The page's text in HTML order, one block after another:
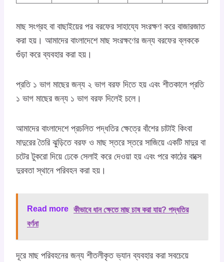
মাছ সংগ্রহ বা বাছাইয়ের পর বরফের সাহায্যে সংরক্ষণ করে বাজারজাত
করা হয়। আমাদের বাংলাদেশে মাছ সংরক্ষণের জন্য বরফের ব্লককে
গুঁড়া করে ব্যবহার করা হয়।
প্রতি ১ ভাগ মাছের জন্য ২ ভাগ বরফ দিতে হয় এবং শীতকালে প্রতি
১ ভাগ মাছের জন্য ১ ভাগ বরফ দিলেই চলে।
আমাদের বাংলাদেশে প্রচলিত পদ্ধতির ক্ষেত্রে বাঁশের চাটাই কিংবা
মাদুরের তৈরি ঝুড়িতে বরফ ও মাছ স্তরে স্তরে সাজিয়ে একটি মাদুর বা
চটের টুকরো দিয়ে ঢেকে সেলাই করে দেওয়া হয় এবং পরে কাঠের বাক্সে
দুরবতা স্থানে পরিবহন করা হয়।
Read more কীভাবে ধান ক্ষেতে মাছ চাষ করা যায়? পদ্ধতির
বর্ণনা
দূরে মাছ পরিবহনের জন্য শীতলীকৃত ভ্যান ব্যবহার করা সবচেয়ে